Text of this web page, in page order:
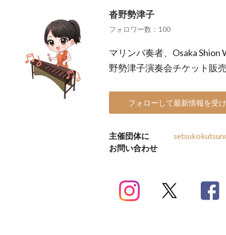
沓野勢津子
フォロワー数：100
マリンバ奏者、Osaka
野勢津子演奏会チケット販
フォローして最新情報を受
主催団体に
お問い合わせ